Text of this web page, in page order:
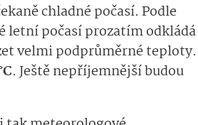
chladné počasí. Podle
letní počasí prozatím odkládá
velmi podprůměrné teploty.
. Ještě nepříjemnější budou